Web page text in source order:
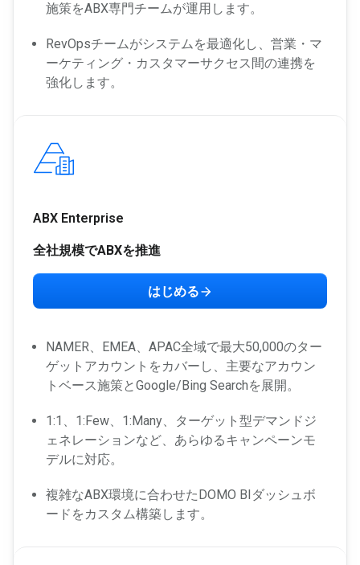
施策をABX専門チームが運用します。
RevOpsチームがシステムを最適化し、営業・マ
ーケティング・カスタマーサクセス間の連携を
強化します。
ABX Enterprise
全社規模でABXを推進
はじめる
NAMER、EMEA、APAC全域で最大50,000のター
ゲットアカウントをカバーし、主要なアカウン
トベース施策とGoogle/Bing Searchを展開。
1:1、1:Few、1:Many、ターゲット型デマンドジ
ェネレーションなど、あらゆるキャンペーンモ
デルに対応。
複雑なABX環境に合わせたDOMO BIダッシュボ
ードをカスタム構築します。